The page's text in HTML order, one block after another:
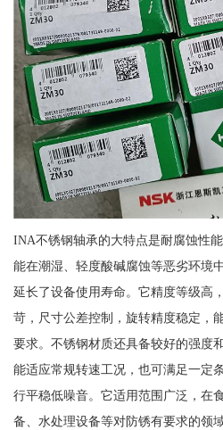
INA不锈钢轴承的大特点是耐腐蚀性
能在潮湿、轻度酸碱腐蚀等恶劣环境
延长了设备使用寿命。它精度等级高
苛，尺寸公差控制，旋转精度稳定，
要求。不锈钢材质还具备较好的强度
能适应常规转速工况，也可满足一定
行平稳低噪音。它适用范围广泛，在
备、水处理设备等对防锈有要求的领